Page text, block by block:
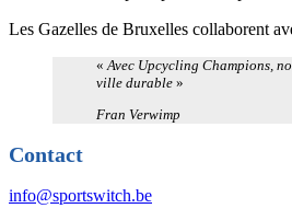
Les Gazelles de Bruxelles collaborent
«Avec Upcycling Champions,
ville durable »
Fran Verwimp
Contact
info@sportswitch.be